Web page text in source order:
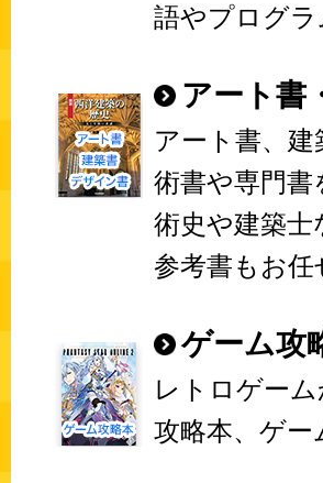
語やプログ
アート書
アート書、
術書や専門
術史や建築
参考書もお任
ゲーム攻
レトロゲー
攻略本、ゲ